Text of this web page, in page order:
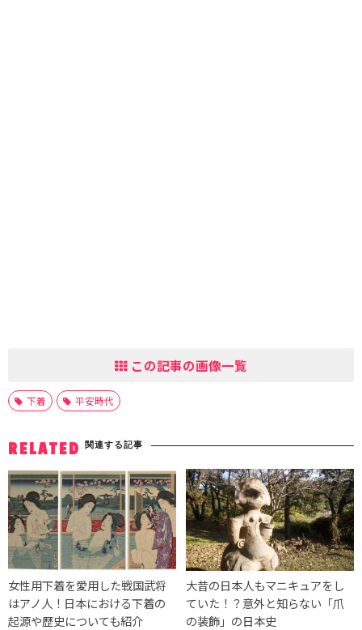
この記事の画像一覧
下着 平安時代
RELATED 関連する記事
女性用下着を愛用した戦国武将
はアノ人！日本における下着の
起源や歴史についても紹介
大昔の日本人もマニキュアをし
ていた！？意外と知らない「爪
の装飾」の日本史